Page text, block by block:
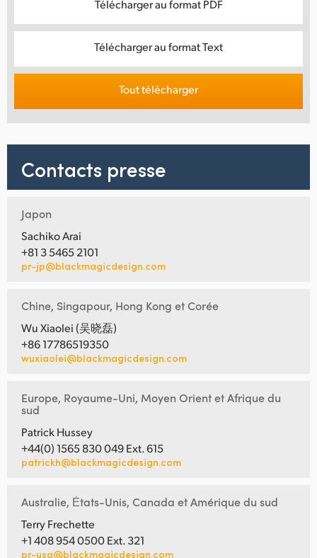
Télécharger au format PDF
Télécharger au format Text
Tout télécharger
Contacts presse
Japon
Sachiko Arai
+81 3 5465 2101
pr-jp@blackmagicdesign.com
Chine, Singapour, Hong Kong et Corée
Wu Xiaolei (吴晓磊)
+86 17786519350
wuxiaolei@blackmagicdesign.com
Europe, Royaume-Uni, Moyen Orient et Afrique du
sud
Patrick Hussey
+44(0) 1565 830 049 Ext. 615
patrickh@blackmagicdesign.com
Australie, Ėtats-Unis, Canada et Amérique du sud
Terry Frechette
+1 408 954 0500 Ext. 321
pr-usa@blackmagicdesign.com